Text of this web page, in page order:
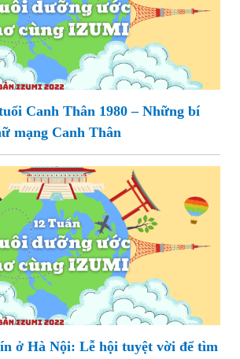
Canh Thân 1980 – Những bí
mạng Canh Thân
ở Hà Nội: Lễ hội tuyệt vời để tìm